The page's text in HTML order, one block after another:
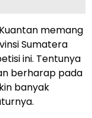
Kuantan memang
Sumatera
ini. Tentunya
berharap pada
banyak